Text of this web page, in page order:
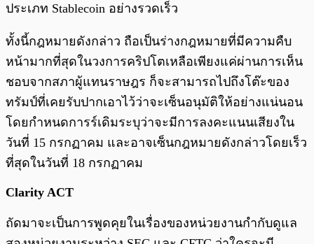
ประเภท Stablecoin อย่างรวดเร็ว
ทั้งนี้กฎหมายดังกล่าว ถือเป็นร่างกฎหมายที่มีความคืบ
หน้ามากที่สุดในวงการคริปโตเหลือเพียงแค่ผ่านการเห็น
ชอบจากสภาผู้แทนราษฎร ก็จะสามารถไปถึงโต๊ะของ
ทรัมป์ที่เคยรับปากเอาไว้ว่าจะเซ็นอนุมัติให้อย่างแน่นอน
โดยกำหนดการร์เดิมระบุว่าจะมีการลงคะแนนเสียงใน
วันที่ 15 กรกฏาคม และอาจเซ็นกฎหมายดังกล่าวโดยเร็ว
ที่สุดในวันที่ 18 กรกฏาคม
Clarity ACT
ถัดมาจะเป็นการพูดคุยในเรื่องของหน่วยงานกำกับดูแล